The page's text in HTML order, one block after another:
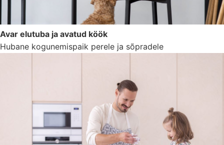
Avar elutuba ja avatud köök
Hubane kogunemispaik perele ja sõpradele